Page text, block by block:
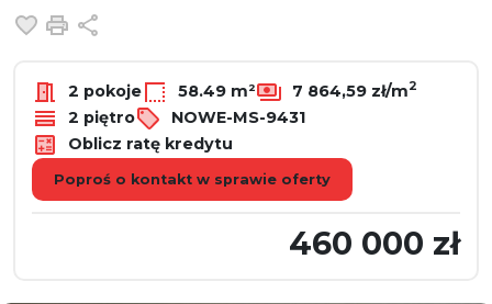
Dodaj do ulubionych
Drukuj
2 pokoje 58.49 m² 7 864,59 zł/m2
2 piętro
NOWE-MS-9431
Oblicz ratę kredytu
Poproś o kontakt w sprawie oferty
460 000 zł